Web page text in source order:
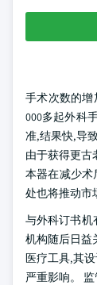
手术次数的增
000多起外科
准,结果快,导
由于获得更古
本器在减少
处也将推动市
与外科订书机
机构随后日益
医疗工具,其
严重影响。